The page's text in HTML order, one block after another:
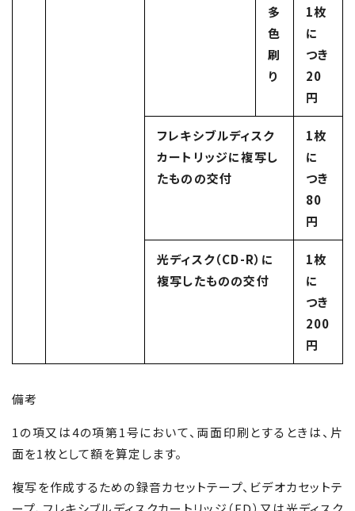
多
色
刷
り
1枚
に
つき
20
円
フレキシブルディスク
カートリッジに複写し
たものの交付
1枚
に
つき
80
円
光ディスク（CD-R）に
複写したものの交付
1枚
に
つき
200
円
備考
1の項又は4の項第1号において、両面印刷とするときは、片
面を1枚として額を算定します。
複写を作成するための録音カセットテープ、ビデオカセットテ